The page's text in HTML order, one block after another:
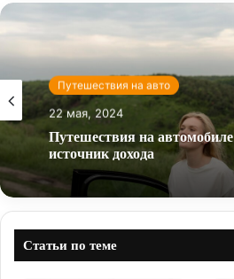
Путешествия на авто
22 мая, 2024
Путешествия на
источник дохода
Статьи по теме